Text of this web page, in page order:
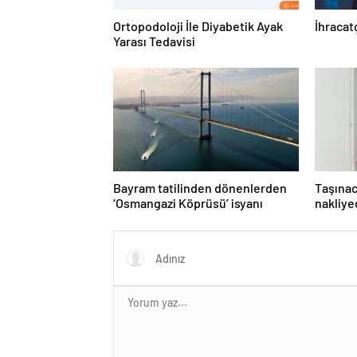
Ortopodoloji İle Diyabetik Ayak
Yarası Tedavisi
Bayram tatilinden dönenlerden
‘Osmangazi Köprüsü’ isyanı